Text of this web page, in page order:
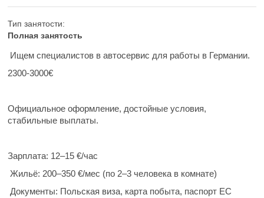
Тип занятости:
Полная занятость
Ищем специалистов в автосервис для работы в Германии.
2300-3000€
Официальное оформление, достойные условия,
стабильные выплаты.
Зарплата: 12–15 €/час
Жильё: 200–350 €/мес (по 2–3 человека в комнате)
Документы: Польская виза, карта побыта, паспорт ЕС